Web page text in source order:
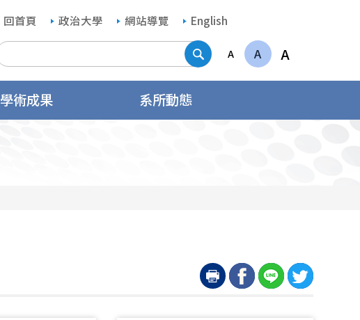
回首頁 政治大學 網站導覽 English
搜尋A A A
學術成果 系所動態